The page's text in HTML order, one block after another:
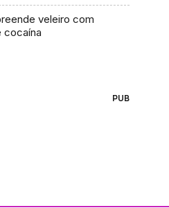
veleiro com
cocaína
PUB